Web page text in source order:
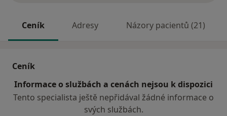
Ceník Adresy Názory pacientů (21)
Ceník
Informace o službách a cenách nejsou k dispozici
Tento specialista ještě nepřidával žádné informace o
svých službách.